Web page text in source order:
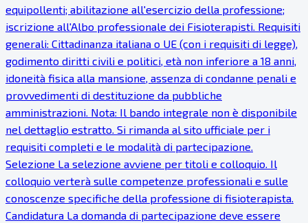
equipollenti; abilitazione all'esercizio della professione;
iscrizione all'Albo professionale dei Fisioterapisti. Requisiti
generali: Cittadinanza italiana o UE (con i requisiti di legge),
godimento diritti civili e politici, età non inferiore a 18 anni,
idoneità fisica alla mansione, assenza di condanne penali e
provvedimenti di destituzione da pubbliche
amministrazioni. Nota: Il bando integrale non è disponibile
nel dettaglio estratto. Si rimanda al sito ufficiale per i
requisiti completi e le modalità di partecipazione.
Selezione La selezione avviene per titoli e colloquio. Il
colloquio verterà sulle competenze professionali e sulle
conoscenze specifiche della professione di fisioterapista.
Candidatura La domanda di partecipazione deve essere